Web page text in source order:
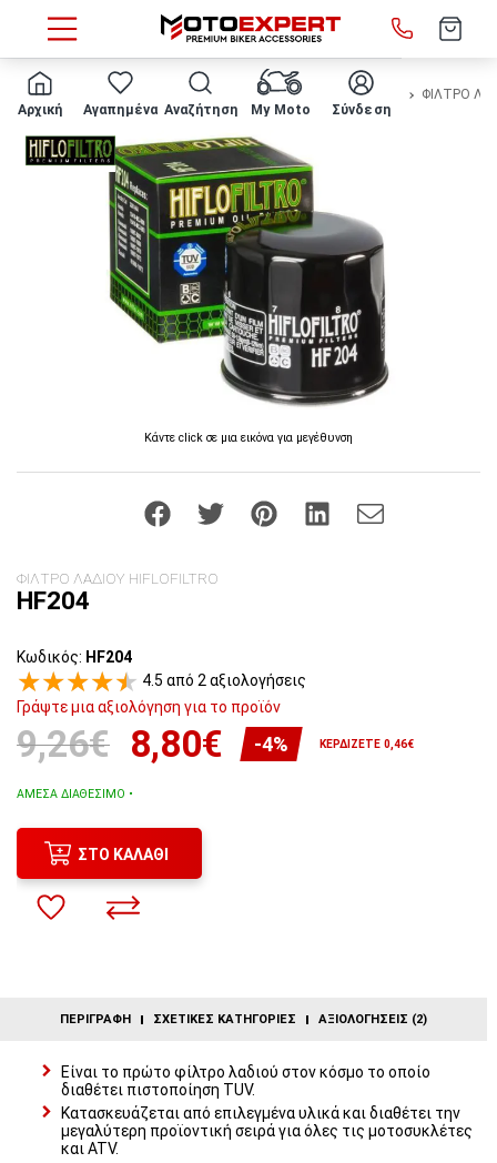
Αρχική Αγαπημένα Αναζήτηση My Moto Σύνδεση
HOME Μάρκα/μοντέλο HONDA CB 500 F 2016 - 2018 ΦΙΛΤΡΟ
Κάντε click σε μια εικόνα για μεγέθυνση
ΦΙΛΤΡΟ ΛΑΔΙΟΥ HIFLOFILTRO
HF204
Κωδικός: HF204
4.5 από 2 αξιολογήσεις
Γράψτε μια αξιολόγηση για το προϊόν
9,26€ 8,80€ -4% ΚΕΡΔΊΖΕΤΕ 0,46€
ΆΜΕΣΑ ΔΙΑΘΈΣΙΜΟ •
ΣΤΟ ΚΑΛΆΘΙ
ΠΕΡΙΓΡΑΦΉ ΣΧΕΤΙΚΈΣ ΚΑΤΗΓΟΡΊΕΣ ΑΞΙΟΛΟΓΉΣΕΙΣ (2)
Είναι το πρώτο φίλτρο λαδιού στον κόσμο το οποίο
διαθέτει πιστοποίηση TUV.
Κατασκευάζεται από επιλεγμένα υλικά και διαθέτει την
μεγαλύτερη προϊοντική σειρά για όλες τις μοτοσυκλέτες
και ATV.